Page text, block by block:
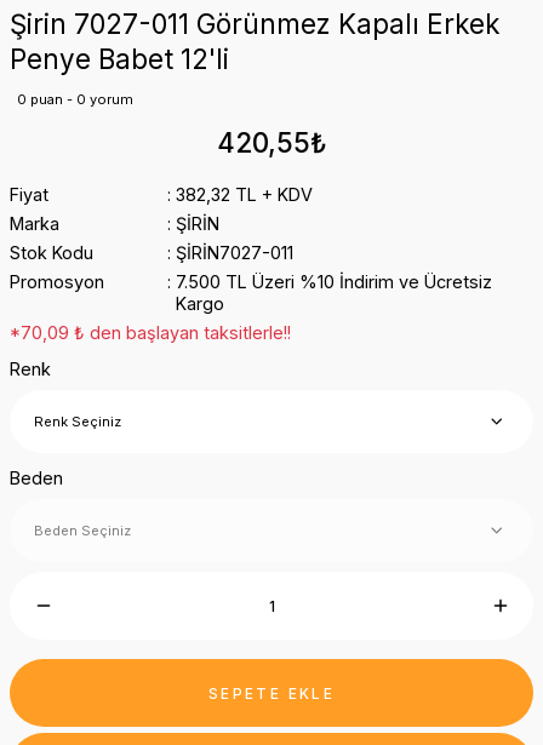
Şirin 7027-011 Görünmez Kapalı Erkek
Penye Babet 12'li
0 puan - 0 yorum
420,55₺
Fiyat
382,32 TL + KDV
Marka
ŞİRİN
Stok Kodu
ŞİRİN7027-011
Promosyon
7.500 TL Üzeri %10 İndirim ve Ücretsiz
Kargo
*70,09 ₺ den başlayan taksitlerle!!
Renk
Beden
SEPETE EKLE